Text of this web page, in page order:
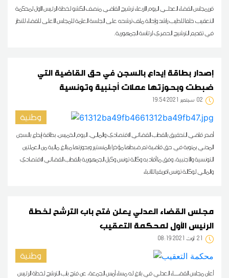
قررمجلس القضاء العدلـي اليوم الأربعاء ترشيح القاضي منصف الكشو لخطة الرئيس الأول لمحكمة
التعقيب خلفا للطيب راشد وإحالة ملف ترشحه على الجلسة العامة للمجلس الأعلى للقضاء للنظر
في تقديم الترشيح الحصري لرئاسة الجمهورية.
إصدار بطاقة إيداع بالسجن في حق القاضية التي
ضبطت وبحوزتها عملات أجنبية وتونسية
02 19:54 2021 سبتمبر
وطنية
أصدر قاضي التحقيق بالقطب القضائي الاقتصادي والمالي، اليوم الخميس، بطاقة إيداع بالسجن
المدني بمنوبة في حق قاضية تم ضبطها مؤخرا بالمنستير وبحوزتها مبالغ مالية من العملتين
التونسية والأجنبية، وفق ما أفاد به وكالة تونس وكيل الجمهورية بالقطب القضائي الاقتصادي
والمالي لوكالة تونس افريقيا للأنباء
مجلس القضاء العدلي يعلن فتح باب الترشح لخطة
الرئيس الأول لمحكمة التعقيب
21 08:19 2021 أوت
وطنية
أعلن مجلس القضـــاء العدلي في بلاغ له مساء أمس الجمعة، عن فتح باب الترشح لخطة الرئيس